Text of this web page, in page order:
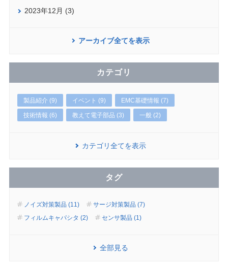
2023年12月 (3)
アーカイブ全てを表示
カテゴリ
製品紹介 (9) イベント (9) EMC基礎情報 (7)
技術情報 (6) 教えて電子部品 (3) 一般 (2)
カテゴリ全てを表示
タグ
ノイズ対策製品 (11)
サージ対策製品 (7)
フィルムキャパシタ (2)
センサ製品 (1)
全部見る